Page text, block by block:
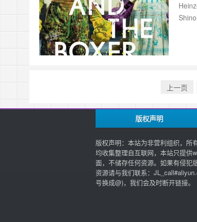
上一页
版权声明
版权声明：本站为非营利组织，所
均收集整理自互联网，本站只提供
面，不储存任何资源。如果有侵犯
资源请与我们联系：
号换成@)，我们会及时断开链接。